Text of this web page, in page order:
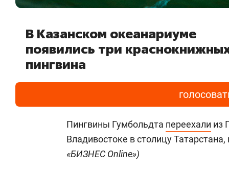
В Казанском океанариуме
появились три
пингвина
Пингвины Гумбольдта переехали из
Владивостоке в столицу
«БИЗНЕС Online»)